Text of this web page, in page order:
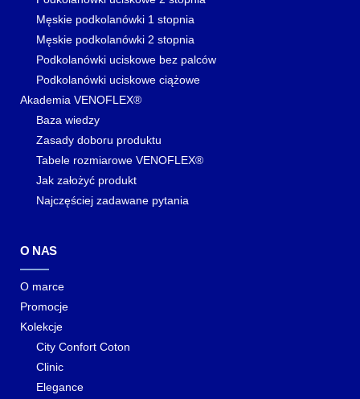
Męskie podkolanówki 1 stopnia
Męskie podkolanówki 2 stopnia
Podkolanówki uciskowe bez palców
Podkolanówki uciskowe ciążowe
Akademia VENOFLEX®
Baza wiedzy
Zasady doboru produktu
Tabele rozmiarowe VENOFLEX®
Jak założyć produkt
Najczęściej zadawane pytania
O NAS
O marce
Promocje
Kolekcje
City Confort Coton
Clinic
Elegance